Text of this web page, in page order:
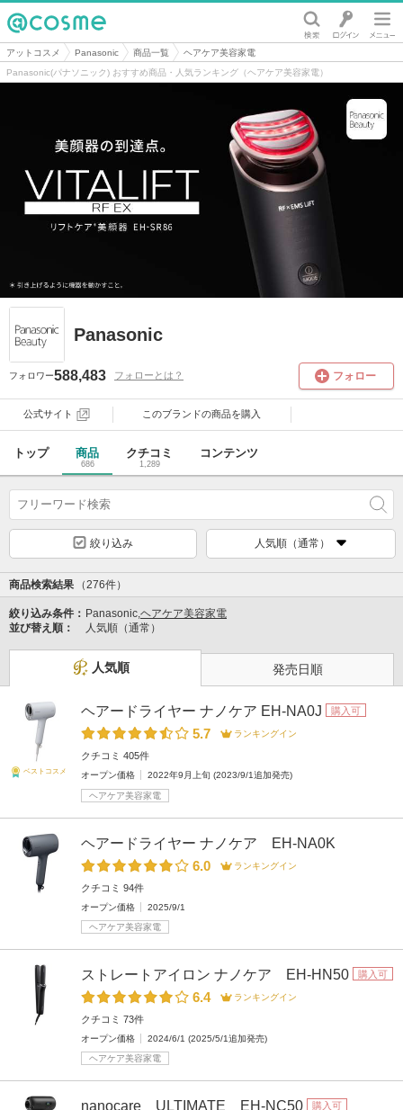
@cosme
アットコスメ Panasonic 商品一覧
ヘアケア美容家電
Panasonic(パナソニック) おすすめ商品・人気ランキング（ヘアケア美容家電）
Panasonic
フォロワー588,483 フォローとは？ フォロー
公式サイト このブランドの商品を購入
トップ 商品
686
クチコミ
1,289
コンテンツ
絞り込み 人気順（通常）
商品検索結果 （276件）
絞り込み条件： Panasonic,ヘアケア美容家電
並び替え順：
人気順（通常）
人気順 発売日順
ベストコスメ
ヘアードライヤー ナノケア EH-NA0J 購入可
5.7 ランキングイン
クチコミ 405件
オープン価格 2022年9月上旬 (2023/9/1追加発売)
ヘアケア美容家電
ヘアードライヤー ナノケア EH-NA0K
6.0
ランキングイン
クチコミ 94件
オープン価格
2025/9/1
ヘアケア美容家電
ストレートアイロン ナノケア EH-HN50 購入可
6.4 ランキングイン
クチコミ 73件
オープン価格
2024/6/1 (2025/5/1追加発売)
ヘアケア美容家電
nanocare ULTIMATE EH-NC50 購入可